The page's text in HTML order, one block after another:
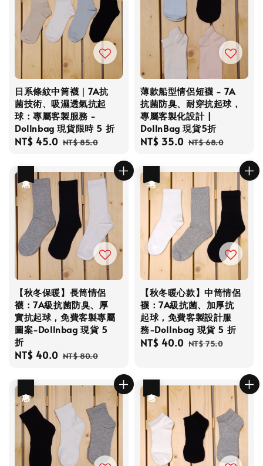
日系條紋中筒襪｜7A抗
菌技術、吸濕透氣抗起
球：專屬客製服務 -
Dollnbag 現貨限時 5 折
Sale
NT$ 45.0 Regular
NT$ 85.0
薄款船型情侶短襪 - 7A
抗菌防臭、耐穿抗起球，
專屬客製化設計 |
DollnBag 現貨5折
Sale
NT$ 35.0 Regular
NT$ 68.0
【秋冬保暖】長筒情侶
襪：7A級抗菌防臭、厚
實抗起球，免費客製專屬
圖案-Dollnbag 現貨 5
折
Sale
NT$ 40.0 Regular
NT$ 80.0
【秋冬暖心款】中筒情侶
襪：7A級抗菌、加厚抗
起球，免費客製設計服
務-Dollnbag 現貨 5 折
Sale
NT$ 40.0 Regular
NT$ 75.0